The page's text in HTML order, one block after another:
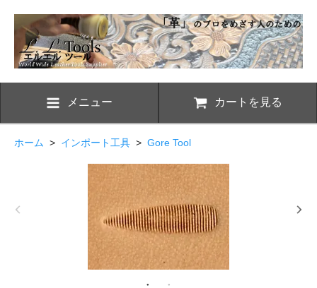
メニュー カートを見る
ホーム > インポート工具 > Gore Tool